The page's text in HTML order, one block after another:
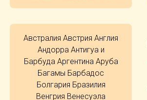
Австралия Австрия Англия
Андорра Антигуа и
Барбуда Аргентина Аруба
Багамы Барбадос
Болгария Бразилия
Венгрия Венесуэла